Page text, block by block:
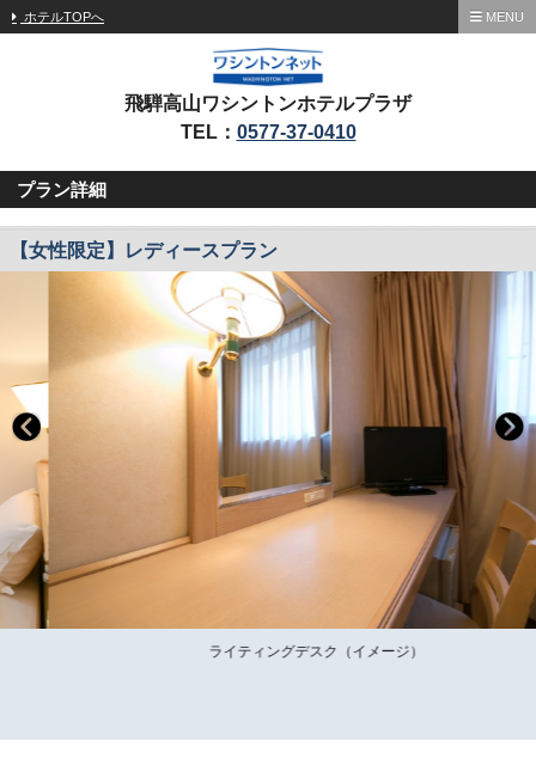
ホテルTOPへ MENU
飛騨高山ワシントンホテルプラザ
TEL： 0577-37-0410
プラン詳細
【女性限定】レディースプラン
ライティングデスク（イメージ）